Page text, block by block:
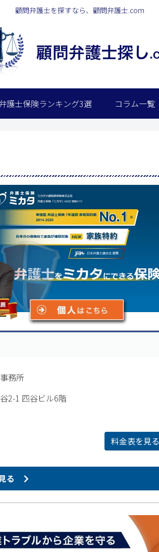
顧問弁護士を探すなら、顧問弁護士.com
護士保険ランキング3選 コラム一覧
務所
2-1 四谷ビル6階
料金表を見る
る